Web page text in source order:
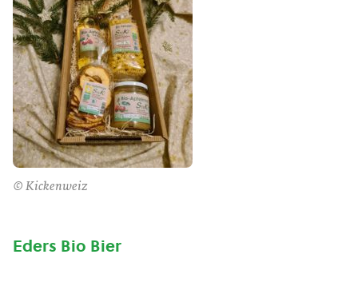
© Kickenweiz
Eders Bio Bier